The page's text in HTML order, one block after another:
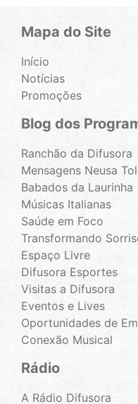
Mapa do Site
Início
Notícias
Promoções
Blog dos
Ranchão da Difusora
Mensagens Neusa
Babados da Laurinha
Músicas Italianas
Saúde em Foco
Transformando
Espaço Livre
Difusora Esportes
Visitas a Difusora
Eventos e Lives
Oportunidades de
Conexão Musical
Rádio
A Rádio Difusora